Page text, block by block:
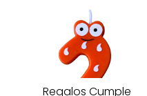
Regalos Cumple